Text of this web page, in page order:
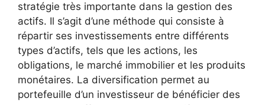
stratégie très importante dans la gestion des
actifs. Il s’agit d’une méthode qui consiste à
répartir ses investissements entre différents
types d’actifs, tels que les actions, les
obligations, le marché immobilier et les produits
monétaires. La diversification permet au
portefeuille d’un investisseur de bénéficier des